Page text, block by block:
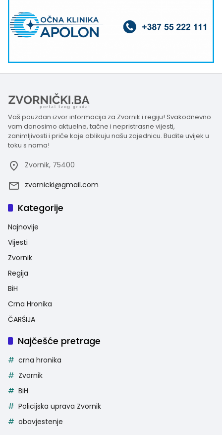
Vaš pouzdan izvor informacija za Zvornik i regiju! Svakodnevno
vam donosimo aktuelne, tačne i nepristrasne vijesti,
zanimljivosti i priče koje oblikuju našu zajednicu. Budite uvijek u
toku s nama!
Zvornik, 75400
zvornicki@gmail.com
Kategorije
Najnovije
Vijesti
Zvornik
Regija
BiH
Crna Hronika
ČARŠIJA
Najčešće pretrage
crna hronika
Zvornik
BiH
Policijska uprava Zvornik
obavjestenje